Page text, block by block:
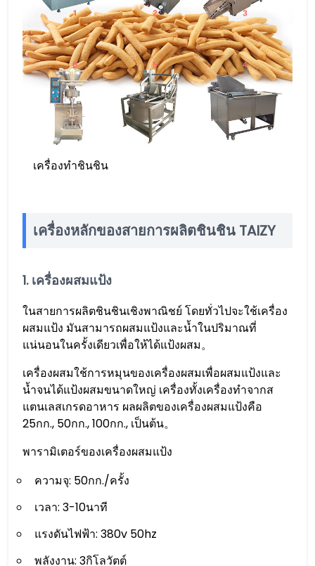
เครื่องทำชินชิน
เครื่องหลักของสายการผลิตชินชิน TAIZY
1. เครื่องผสมแป้ง
ในสายการผลิตชินชินเชิงพาณิชย์ โดยทั่วไปจะใช้เครื่อง
ผสมแป้ง มันสามารถผสมแป้งและน้ำในปริมาณที่
แน่นอนในครั้งเดียวเพื่อให้ได้แป้งผสม。
เครื่องผสมใช้การหมุนของเครื่องผสมเพื่อผสมแป้งและ
น้ำจนได้แป้งผสมขนาดใหญ่ เครื่องทั้งเครื่องทำจากส
แตนเลสเกรดอาหาร ผลผลิตของเครื่องผสมแป้งคือ
25กก., 50กก., 100กก., เป็นต้น。
พารามิเตอร์ของเครื่องผสมแป้ง
ความจุ: 50กก./ครั้ง
เวลา: 3-10นาที
แรงดันไฟฟ้า: 380v 50hz
พลังงาน: 3กิโลวัตต์